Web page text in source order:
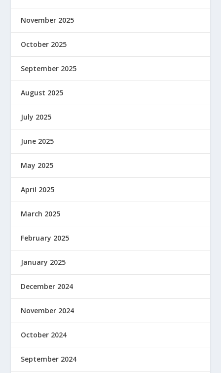
November 2025
October 2025
September 2025
August 2025
July 2025
June 2025
May 2025
April 2025
March 2025
February 2025
January 2025
December 2024
November 2024
October 2024
September 2024